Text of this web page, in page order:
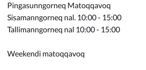
Pingasunngorneq Matoqqavoq
Sisamanngorneq nal. 10:00 - 15:00
Tallimanngorneq nal 10:00 - 15:00
Weekendi matoqqavoq